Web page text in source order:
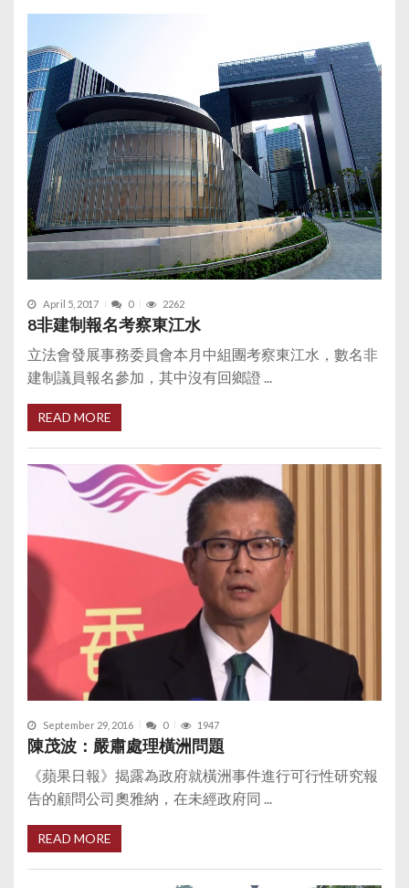
April 5, 2017 0 2262
8非建制報名考察東江水
立法會發展事務委員會本月中組團考察東江水，數名非
建制議員報名參加，其中沒有回鄉證 ...
READ MORE
September 29, 2016 0 1947
陳茂波：嚴肅處理橫洲問題
《蘋果日報》揭露為政府就橫洲事件進行可行性研究報
告的顧問公司奧雅納，在未經政府同 ...
READ MORE